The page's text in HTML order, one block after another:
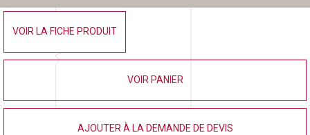
VOIR LA FICHE PRODUIT
VOIR PANIER
AJOUTER À LA DEMANDE DE DEVIS